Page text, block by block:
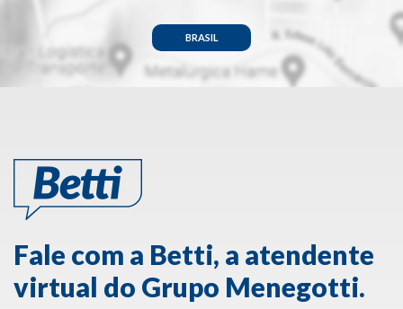
BRASIL
Fale com a Betti, a atendente
virtual do Grupo Menegotti.